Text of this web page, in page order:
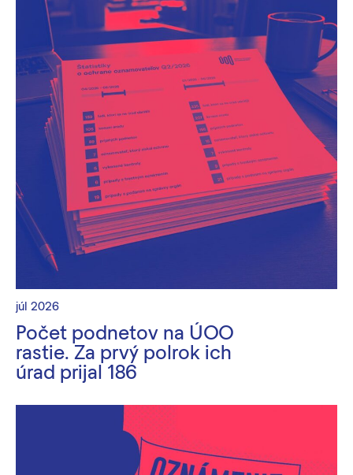
júl 2026
Počet podnetov na ÚOO
rastie. Za prvý polrok ich
úrad prijal 186